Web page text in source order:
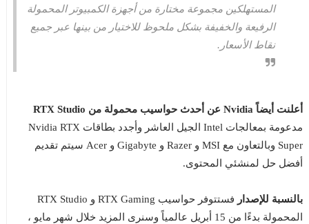
المستهلكين مجموعة مختارة من أجهزة الكمبيوتر المحمولة
الرفيعة والخفيفة بشكل ملحوظ للاختيار من بينها عبر جميع
نقاط الأسعار.
أعلنت أيضاً Nvidia عن أحدث حواسيب محمولة من RTX Studio
مدعومة بمعالجات Intel الجيل العاشر وأجدد بطاقات Nvidia RTX
Super وبالتعاون مع MSI و Razer و Gigabyte و Acer سيتم تقديم
أفضل حل لمنشئي المحتوى.
بالنسبة للإصدار
فستتوفر حواسيب RTX Gaming و RTX Studio
المحمولة بدءًا من 15 أبريل عالمياً وسنرى المزيد خلال شهر مايو ،